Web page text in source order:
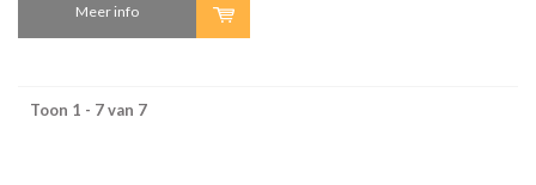
Meer info
Toon 1 - 7 van 7